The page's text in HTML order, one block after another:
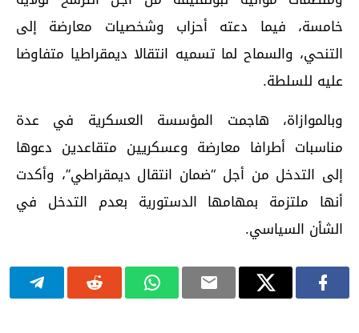
خامسة، فيما دعته أحزاب وشخصيات معارضة إلى
التنحي، والسماح لما تسميه انتقالا ديمقراطيا متفاوضا
عليه للسلطة.
وبالموازاة، هاجمت المؤسسة العسكرية في عدة
مناسبات أطرافا معارضة وعسكريين متقاعدين دعوها
إلى التدخل من أجل “ضمان انتقال ديمقراطي”، وأكدت
أنها ملتزمة بمهامها الدستورية بعدم التدخل في
الشأن السياسي.